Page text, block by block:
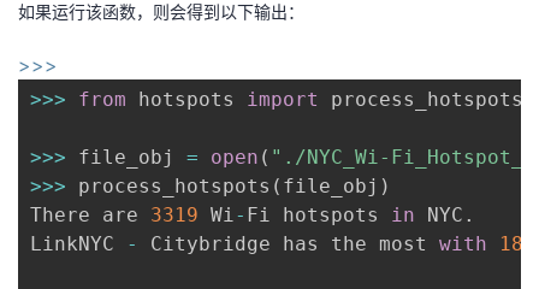
如果运行该函数，则会得到以下输出：
>>>
>>> from hotspots import process_hotspots
>>> file_obj = open ( "./NYC_Wi-
>>> process_hotspots ( file_obj )
There are 3319 Wi- Fi hotspots in NYC .
LinkNYC
- Citybridge has the most with